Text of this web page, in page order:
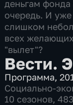
деньгам
очередь. И
слишком
всех
"вылет"?
Вести.
Программа,
Социально-
10 сезонов,